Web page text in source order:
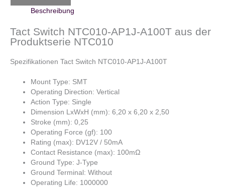
Beschreibung
Tact Switch NTC010-AP1J-A100T aus der
Produktserie NTC010
Spezifikationen Tact Switch NTC010-AP1J-A100T
Mount Type: SMT
Operating Direction: Vertical
Action Type: Single
Dimension LxWxH (mm): 6,20 x 6,20 x 2,50
Stroke (mm): 0,25
Operating Force (gf): 100
Rating (max): DV12V / 50mA
Contact Resistance (max): 100mΩ
Ground Type: J-Type
Ground Terminal: Without
Operating Life: 1000000